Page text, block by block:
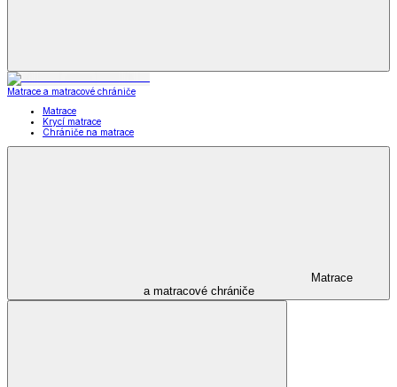
Matrace a matracové chrániče
Matrace
Krycí matrace
Chrániče na matrace
Matrace
a matracové chrániče